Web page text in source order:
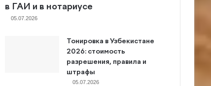
в ГАИ и в нотариусе
05.07.2026
Тонировка в Узбекистане
2026: стоимость
разрешения, правила и
штрафы
05.07.2026